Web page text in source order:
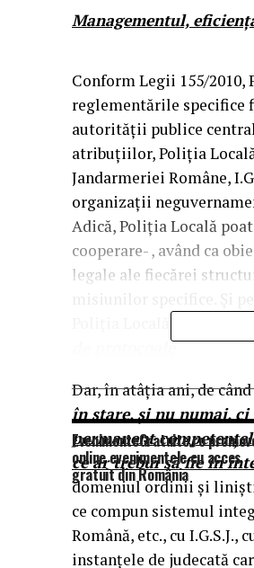
Managementul,
Conform Legii 155/
reglementările
autorității publice
atribuțiilor, Poliția
Jandarmeriei Române,
organizații
Adică, Poliția Locală
cooperare- , având ca
legale ale fiecărei
de protocoale.
Dar, în atâția ani, de
în stare, și nu numai,
permanent
ce ar trebui să fie în
domeniul ordinii și
ce compun sistemul
Română, etc., cu
instanțele de judecată
EvenimenteGratuite.ro
online evenimentele cu acces
gratuit din România